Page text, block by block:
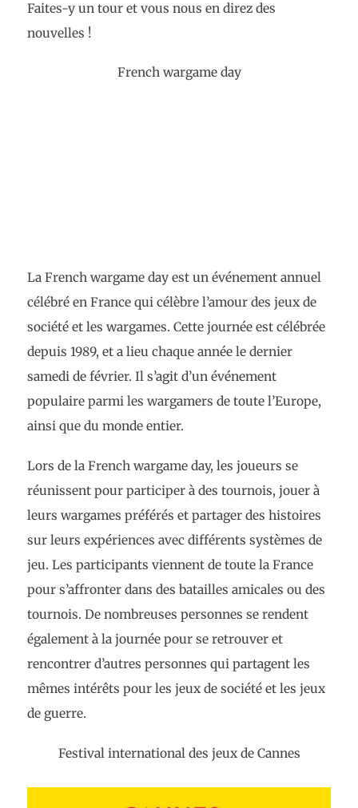
Faites-y un tour et vous nous en direz des
nouvelles !
French wargame day
La French wargame day est un événement annuel
célébré en France qui célèbre l’amour des jeux de
société et les wargames. Cette journée est célébrée
depuis 1989, et a lieu chaque année le dernier
samedi de février. Il s’agit d’un événement
populaire parmi les wargamers de toute l’Europe,
ainsi que du monde entier.
Lors de la French wargame day, les joueurs se
réunissent pour participer à des tournois, jouer à
leurs wargames préférés et partager des histoires
sur leurs expériences avec différents systèmes de
jeu. Les participants viennent de toute la France
pour s’affronter dans des batailles amicales ou des
tournois. De nombreuses personnes se rendent
également à la journée pour se retrouver et
rencontrer d’autres personnes qui partagent les
mêmes intérêts pour les jeux de société et les jeux
de guerre.
Festival international des jeux de Cannes